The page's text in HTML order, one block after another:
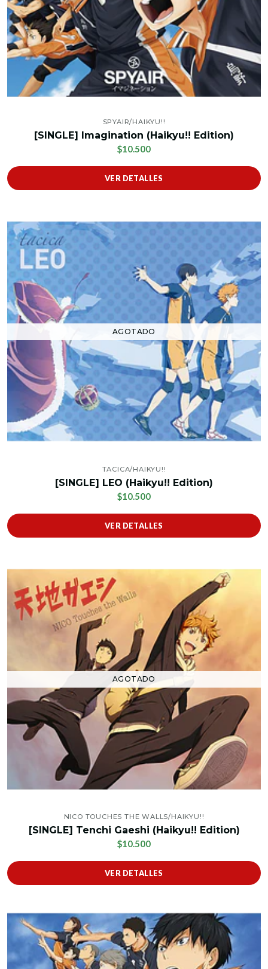
SPYAIR/HAIKYU!!
[SINGLE] Imagination (Haikyu!! Edition)
$10.500
VER DETALLES
AGOTADO
TACICA/HAIKYU!!
[SINGLE] LEO (Haikyu!! Edition)
$10.500
VER DETALLES
AGOTADO
NICO TOUCHES THE WALLS/HAIKYU!!
[SINGLE] Tenchi Gaeshi (Haikyu!! Edition)
$10.500
VER DETALLES